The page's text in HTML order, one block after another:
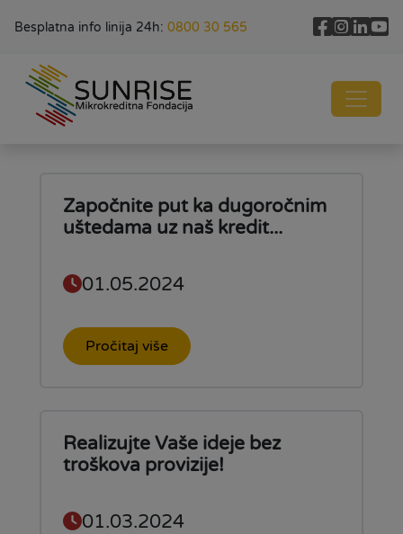
Besplatna info linija 24h: 0800 30 565
Započnite put ka dugoročnim
uštedama uz naš kredit...
01.05.2024
Pročitaj više
Realizujte Vaše ideje bez
troškova provizije!
01.03.2024